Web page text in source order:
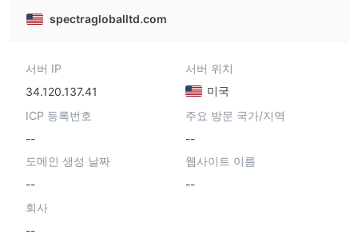
spectragloballtd.com
서버 IP
34.120.137.41
서버 위치
미국
ICP 등록번호
--
주요 방문 국가/지역
--
도메인 생성 날짜
--
웹사이트 이름
--
회사
--